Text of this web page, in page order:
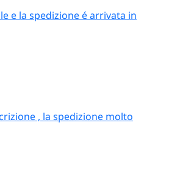
e la spedizione é arrivata in
, la spedizione molto